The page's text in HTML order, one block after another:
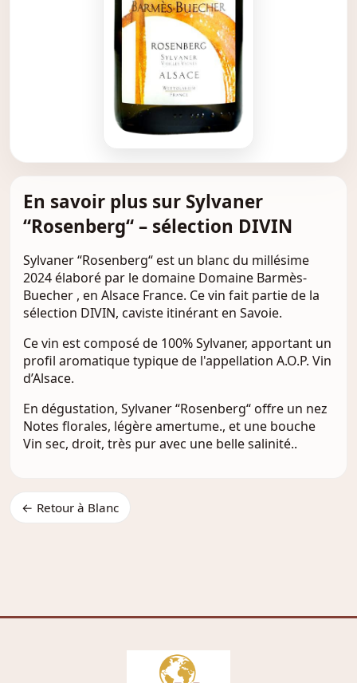
En savoir plus sur Sylvaner
“Rosenberg“ – sélection DIVIN
Sylvaner “Rosenberg“ est un blanc du millésime
2024 élaboré par le domaine Domaine Barmès-
Buecher , en Alsace France. Ce vin fait partie de la
sélection DIVIN, caviste itinérant en Savoie.
Ce vin est composé de 100% Sylvaner, apportant un
profil aromatique typique de l'appellation A.O.P. Vin
d’Alsace.
En dégustation, Sylvaner “Rosenberg“ offre un nez
Notes florales, légère amertume., et une bouche
Vin sec, droit, très pur avec une belle salinité..
← Retour à Blanc